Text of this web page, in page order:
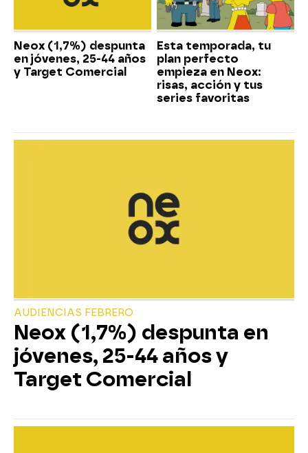
Neox (1,7%) despunta
en jóvenes, 25-44 años
y Target Comercial
Esta temporada, tu
plan perfecto
empieza en Neox:
risas, acción y tus
series favoritas
AUDIENCIAS FEBRERO
Neox (1,7%) despunta en
jóvenes, 25-44 años y
Target Comercial